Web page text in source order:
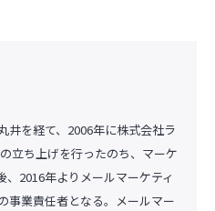
井を経て、2006年に株式会社ラ
立ち上げを行ったのち、マーケ
2016年よりメールマーケティ
事業責任者となる。メールマー